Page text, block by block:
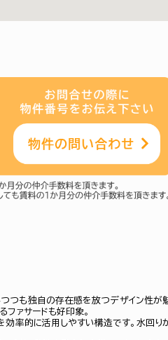
つも独自の存在感を放つデザイン性が
ァサードも好印象。
率的に活用しやすい構造です。水回り